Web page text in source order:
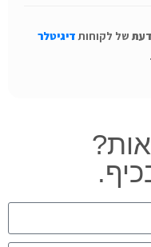
של לקוחותדיגיטלר
.